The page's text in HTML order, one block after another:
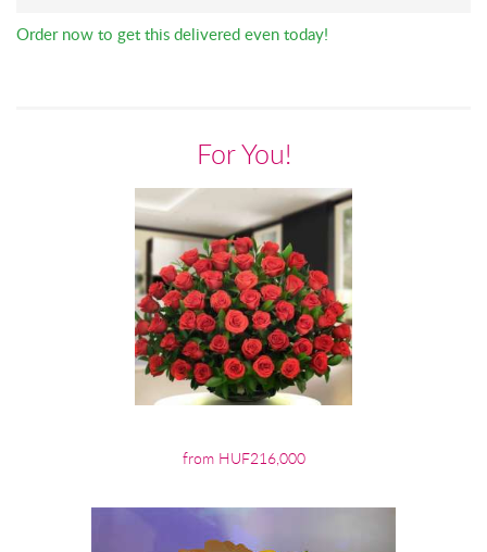
Order now to get this delivered even today!
For You!
from HUF216,000